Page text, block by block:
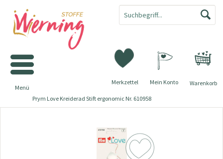
Warenkorb
Merkzettel Mein Konto
Menü
Prym Love Kreiderad Stift ergonomic Nr. 610958